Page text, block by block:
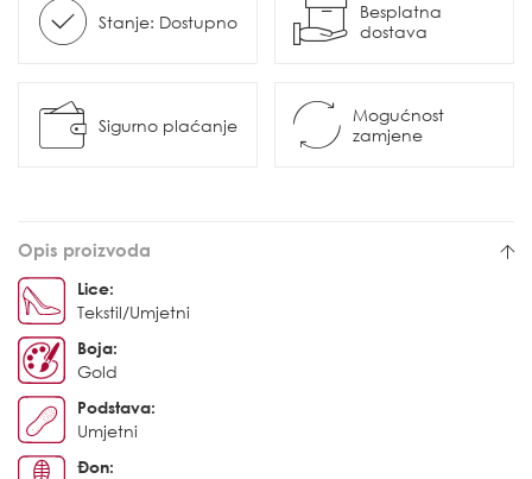
Stanje: Dostupno
Besplatna
dostava
Sigurno plaćanje
Mogućnost
zamjene
Opis proizvoda
Lice:
Tekstil/Umjetni
Boja:
Gold
Podstava:
Umjetni
Đon: